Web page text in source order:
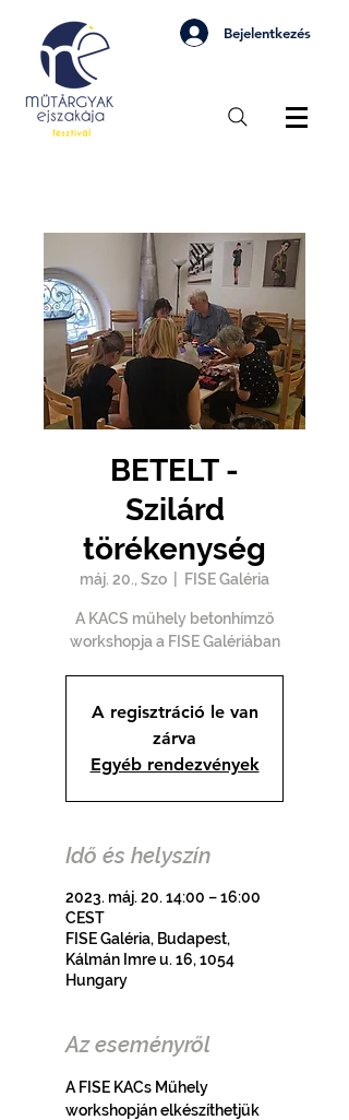
Bejelentkezés
BETELT -
Szilárd
törékenység
máj. 20., Szo FISE Galéria
A KACS műhely betonhímző
workshopja a FISE Galériában
A regisztráció le van
zárva
Egyéb rendezvények
Idő és helyszín
2023. máj. 20. 14:00 – 16:00
CEST
FISE Galéria, Budapest,
Kálmán Imre u. 16, 1054
Hungary
Az eseményről
A FISE KACs Műhely
workshopján elkészíthetjük